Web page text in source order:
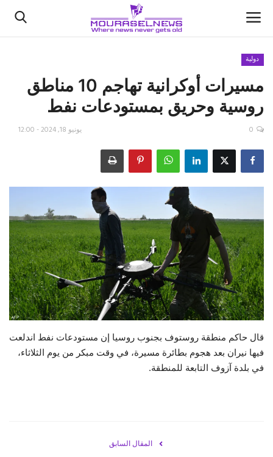
الأخبار
كتّابنا
اقتصاد
علوم وتكنولوجيا
رياضة
فيديو
حياة
دولية
مسيرات أوكرانية تهاجم 10 مناطق
روسية وحريق بمستودعات نفط
يونيو 18, 2024 - 12:00 0
قال حاكم منطقة روستوف بجنوب روسيا إن مستودعات نفط اندلعت
فيها نيران بعد هجوم بطائرة مسيرة، في وقت مبكر من يوم الثلاثاء،
في بلدة آزوف التابعة للمنطقة.
المقال السابق